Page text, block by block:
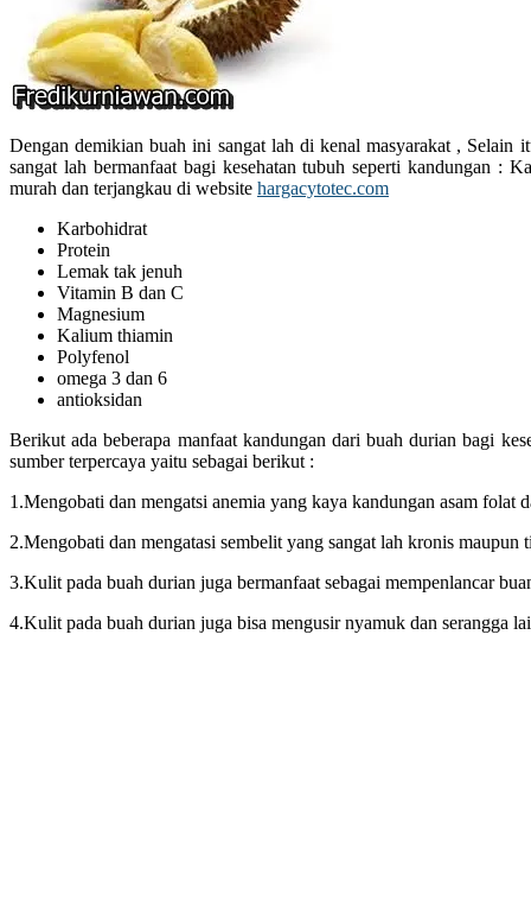
Dengan demikian buah ini sangat lah di kenal masyarakat , Selain
sangat lah bermanfaat bagi kesehatan tubuh seperti kandungan :
murah dan terjangkau di website hargacytotec.com
Karbohidrat
Protein
Lemak tak jenuh
Vitamin B dan C
Magnesium
Kalium thiamin
Polyfenol
omega 3 dan 6
antioksidan
Berikut ada beberapa manfaat kandungan dari buah durian bagi
sumber terpercaya yaitu sebagai berikut :
1.Mengobati dan mengatsi anemia yang kaya kandungan asam folat
2.Mengobati dan mengatasi sembelit yang sangat lah kronis maupun
3.Kulit pada buah durian juga bermanfaat sebagai mempenlancar
4.Kulit pada buah durian juga bisa mengusir nyamuk dan serangga